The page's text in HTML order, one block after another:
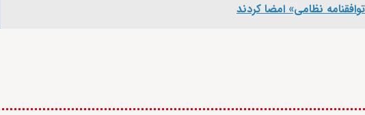
نظامی» امضا کردند